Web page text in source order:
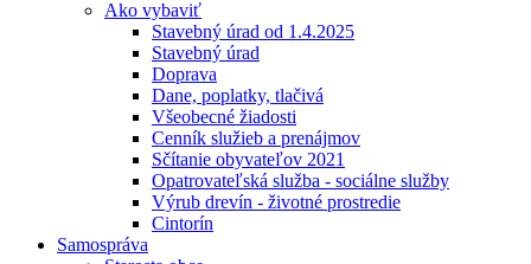
Ako vybaviť
Stavebný úrad od 1.4.2025
Stavebný úrad
Doprava
Dane, poplatky, tlačivá
Všeobecné žiadosti
Cenník služieb a prenájmov
Sčítanie obyvateľov 2021
Opatrovateľská služba - sociálne služby
Výrub drevín - životné prostredie
Cintorín
Samospráva